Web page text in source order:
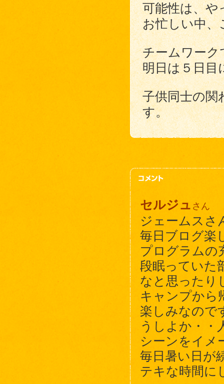
可能性は、や
お忙しい中、
チームワーク
明日は５日目
子供同士の関
す。
セルジュ さん
ジェームスさ
毎日ブログ楽
プログラムの
段眠っていた
なと思ったり
キャンプから
楽しみなので
うしよか・・
シーンをイメ
毎日暑い日が
テキな時間に